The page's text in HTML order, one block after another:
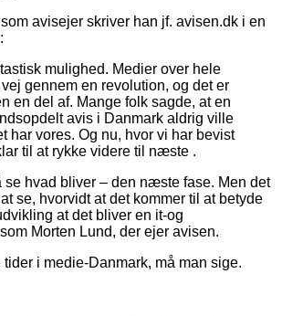
avisejer skriver han jf. avisen.dk i en
mulighed. Medier over hele
gennem en revolution, og det er
en del af. Mange folk sagde, at en
avis i Danmark aldrig ville
har vores. Og nu, hvor vi har bevist
til at rykke videre til næste .
se hvad bliver – den næste fase. Men det
se, hvorvidt at det kommer til at betyde
at det bliver en it-og
Morten Lund, der ejer avisen.
i medie-Danmark, må man sige.